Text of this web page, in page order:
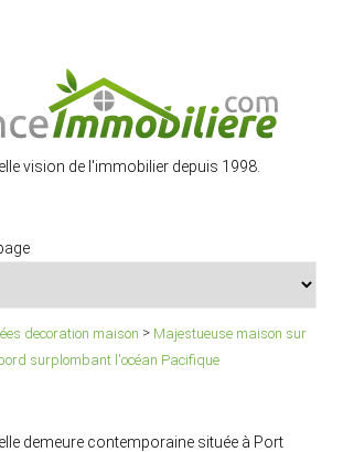
vision de l'immobilier depuis 1998.
decoration maison > Majestueuse maison sur
surplombant l'océan Pacifique
demeure contemporaine située à Port